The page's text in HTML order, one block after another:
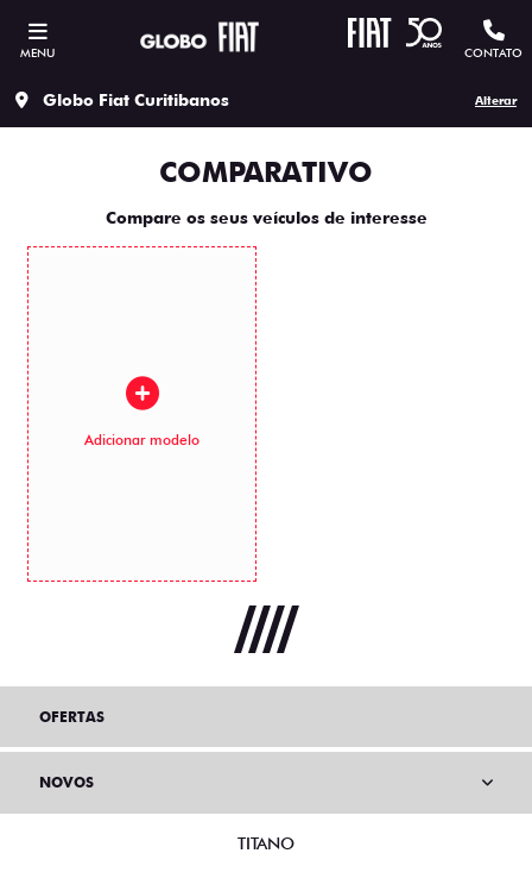
MENU CONTATO
Globo Fiat Curitibanos Alterar
COMPARATIVO
Compare os seus veículos de interesse
Adicionar modelo
OFERTAS
NOVOS
TITANO